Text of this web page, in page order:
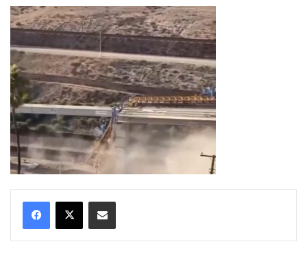
Compartir por correo electrónico